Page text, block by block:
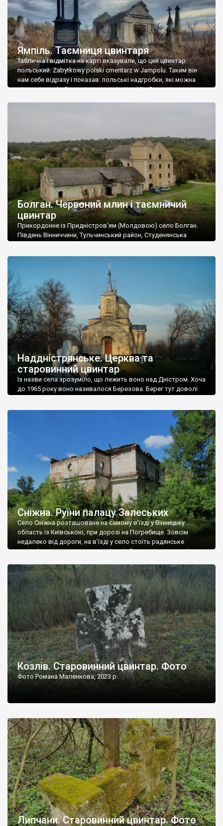
Ямпіль. Таємниця цвинтаря
Табличка і відмітка на карті вказували, що цей цвинтар
польський. Zabytkowy polski cmentarz w Jampolu. Таким він
нам себе відразу і показав: польські надгробки, які можна
віднести до фабричних, польські епітафії… Загалом цвинтар
Болган. Червоний млин і таємничий
цвинтар
Прикордонне із Придністров’ям (Молдовою) село Болган.
Південь Вінниччини, Тульчинський район, Студенянська
старовинний цвинтар із кам’яними хрестами. Всі епітафії, які
збереглися, написані кирилицею, церковнослов’янською
мовою. За всіма традиційними ознаками – цвинтар
український. Хрести датуються 19 століттям. У 1924-1940
роках Болган […]
Наддністрянське. Церква та
старовинний цвинтар
Із назви села зрозуміло, що лежить воно над Дністром. Хоча
до 1965 року воно називалося Березова. Берег тут доволі
Наддністрянське відрізняється від більшості навколишніх
сіл. У селі є мурована Михайлівська церква. Точної дати […]
Сніжна. Руїни палацу Залеських
Село Сніжна розташоване на самому в’їзді у Вінницьку
область із Київською, при дорозі на Погребище. Зовсім
недалеко від дороги, на в’їзді у село стоїть радянське
рельєфне пано, яке показує жінку і яблуню, а трохи далі, десь
не видно, але видно дві стареньких колії у траві – […]
Козлів. Старовинний цвинтар. Фото
Фото Романа Маленкова, 2023 р.
Липчани. Старовинний цвинтар. Фото